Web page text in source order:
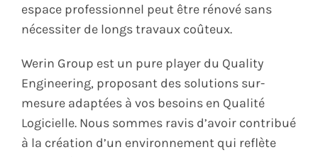
espace professionnel peut être rénové sans
nécessiter de longs travaux coûteux.
Werin Group est un pure player du Quality
Engineering, proposant des solutions sur-
mesure adaptées à vos besoins en Qualité
Logicielle. Nous sommes ravis d’avoir contribué
à la création d’un environnement qui reflète